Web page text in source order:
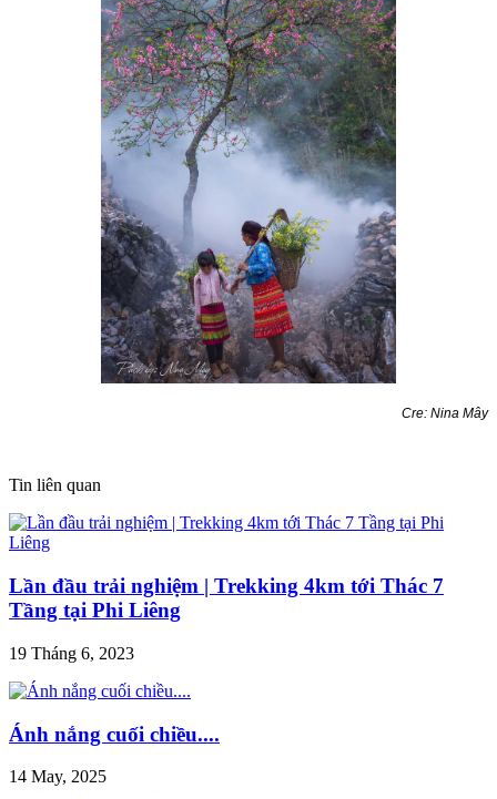
Cre: Nina Mây
Tin liên quan
Lần đầu trải nghiệm | Trekking 4km tới Thác 7
Tầng tại Phi Liêng
19 Tháng 6, 2023
Ánh nắng cuối chiều....
14 May, 2025